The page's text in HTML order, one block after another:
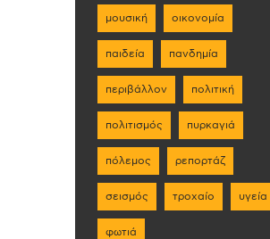
μουσική οικονομία
παιδεία πανδημία
περιβάλλον πολιτική
πολιτισμός πυρκαγιά
πόλεμος ρεπορτάζ
σεισμός τροχαίο υγεία
φωτιά